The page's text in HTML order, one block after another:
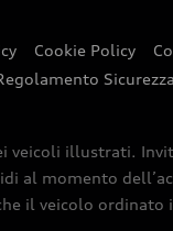
Cookie Policy
illustrati.
al momento
il veicolo ordinato